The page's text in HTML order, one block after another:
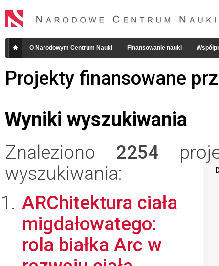
O Narodowym Centrum Nauki Finansowanie nauki
Projekty finansowane
Wyniki wyszukiwania
Znaleziono 2254
wyszukiwania:
ARChitektura ciała
migdałowatego:
rola białka Arc w